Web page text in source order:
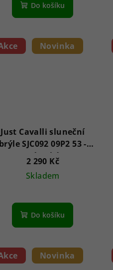
Do košíku
Novinka
Just Cavalli sluneční
brýle SJC092 09P2 53 -
Dámské
2 290 Kč
Skladem
Do košíku
Novinka